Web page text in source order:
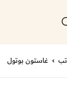
غاستون بوتول